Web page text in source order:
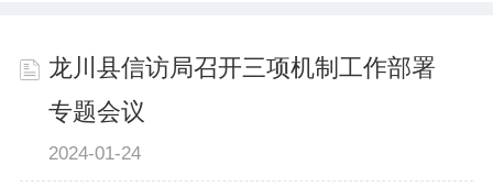
龙川县信访局召开三项机制工作部署
专题会议
2024-01-24